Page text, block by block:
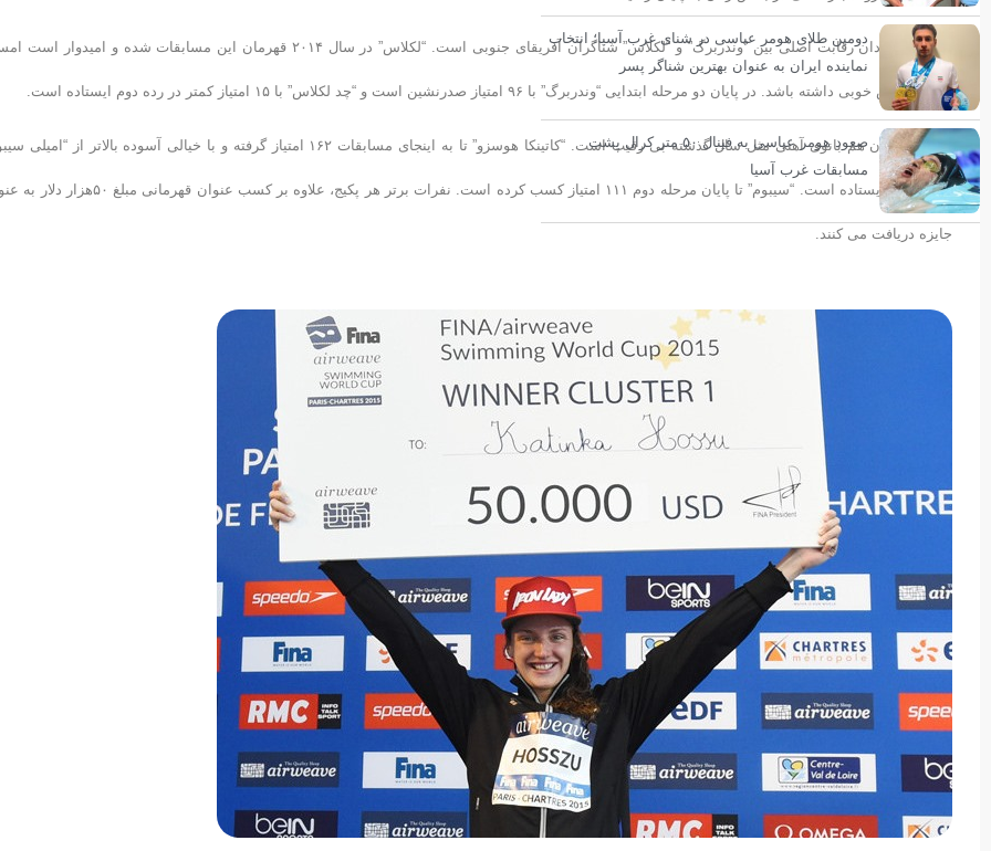
در بخش مردان رقابت اصلی بین “وندربرگ” و “لکلاس” شناگران آفریقای جنوبی است. “لکلاس” در سال ۲۰۱۴ قهرمان این مسابقات شده و امیدوار
هم درخشش خوبی داشته باشد. در پایان دو مرحله ابتدایی “وندربرگ” با ۹۶ امتیاز صدرنشین است و “چد لکلاس” با ۱۵ امتیاز کمتر در رده دوم ایستاده است.
در بخش زنان هم بانوی آهنی مثل سال گذشته بی رقیب است. “کاتینکا هوسزو” تا به اینجای مسابقات ۱۶۲ امتیاز گرفته و با خیالی آسوده بالاتر از
استرالیایی ایستاده است. “سیبوم” تا پایان مرحله دوم ۱۱۱ امتیاز کسب کرده است. نفرات برتر هر پکیج، علاوه بر کسب عنوان
جایزه دریافت می کنند.
دومین طلای هومر عباسی در شنای غرب آسیا؛ انتخاب
نماینده ایران به عنوان بهترین شناگر پسر
صعود هومر عباسی به فینال ۵۰ متر کرال پشت
مسابقات غرب آسیا